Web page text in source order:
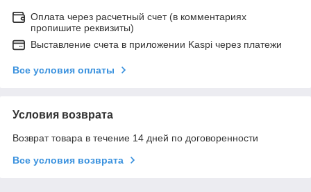
Оплата через расчетный счет (в комментариях
пропишите реквизиты)
Выставление счета в приложении Kaspi через платежи
Все условия оплаты
Условия возврата
Возврат товара в течение 14 дней по договоренности
Все условия возврата